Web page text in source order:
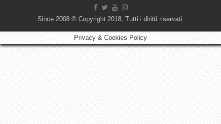
Since 2008 © Copyright 2018, Tutti i diritti riservati.
Privacy & Cookies Policy